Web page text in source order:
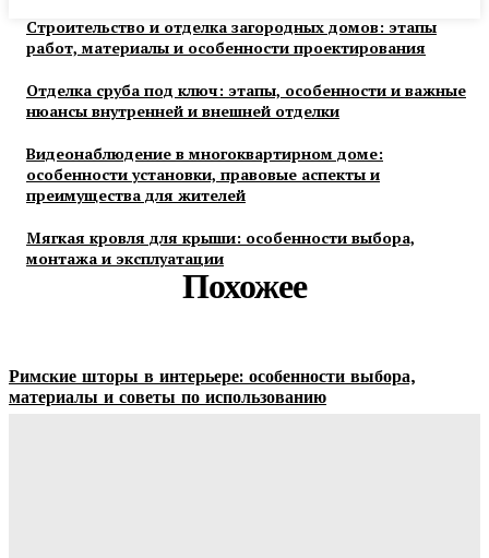
Строительство и отделка загородных домов: этапы
работ, материалы и особенности проектирования
Отделка сруба под ключ: этапы, особенности и важные
нюансы внутренней и внешней отделки
Видеонаблюдение в многоквартирном доме:
особенности установки, правовые аспекты и
преимущества для жителей
Мягкая кровля для крыши: особенности выбора,
монтажа и эксплуатации
Похожее
Римские шторы в интерьере: особенности выбора,
материалы и советы по использованию